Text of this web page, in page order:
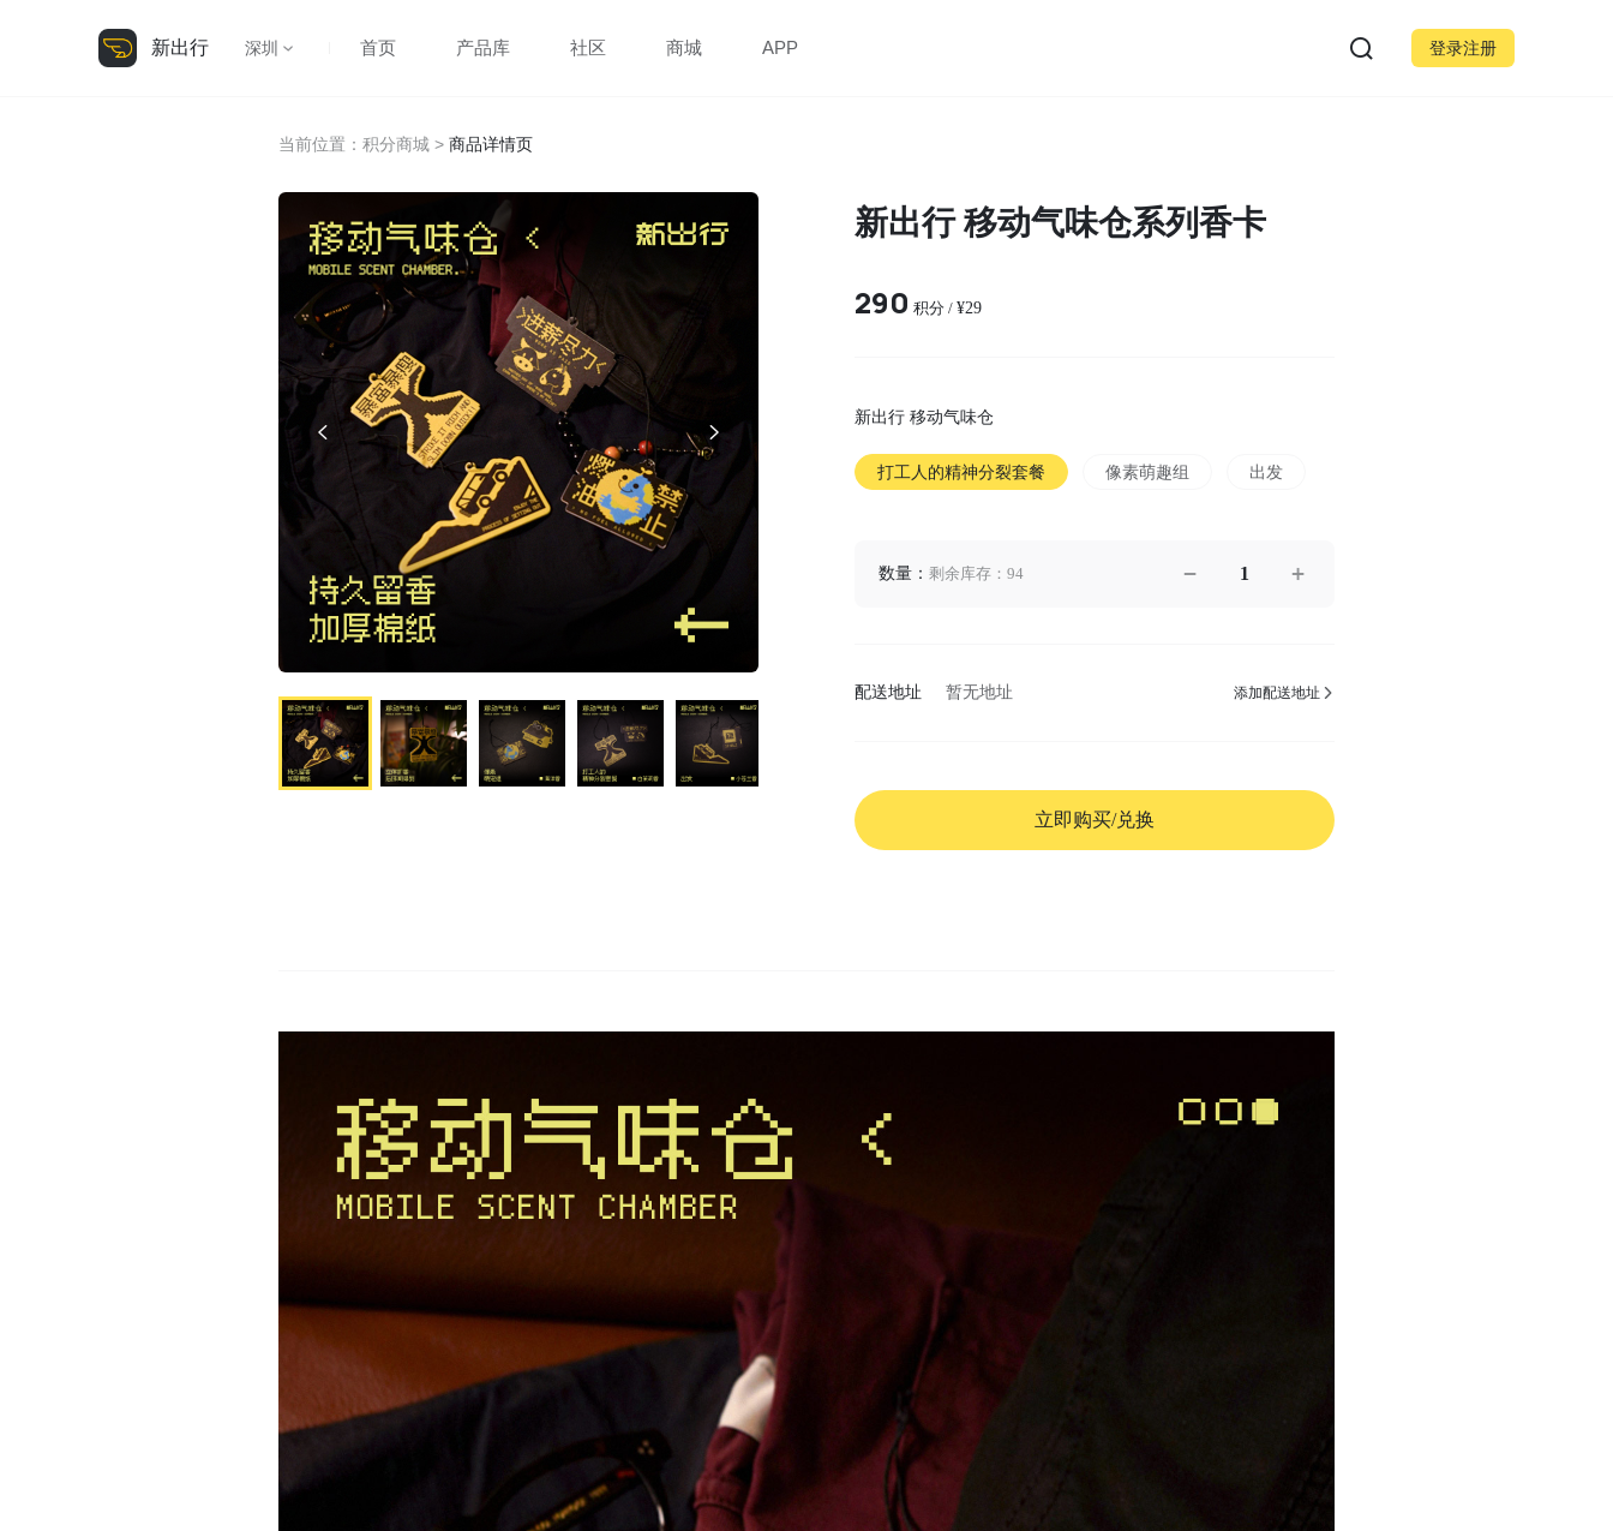
新出行 深圳 首页 产品库 社区 商城 APP 登录注册
当前位置： 积分商城 > 商品详情页
新出行 移动气味仓系列香卡
290 积分 / ¥29
新出行 移动气味仓
打工人的精神分裂套餐 像素萌趣组 出发
数量： 剩余库存：94 1
配送地址 暂无地址 添加配送地址
立即购买/兑换